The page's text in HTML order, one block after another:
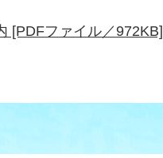
[PDFファイル／972KB]